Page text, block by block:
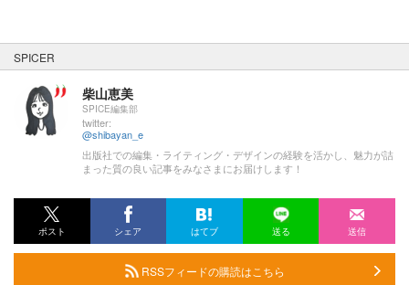
SPICER
柴山恵美
SPICE編集部
twitter:
@shibayan_e
出版社での編集・ライティング・デザインの経験を活かし、魅力が詰
まった質の良い記事をみなさまにお届けします！
ポスト シェア はてブ 送る 送信
RSSフィードの購読はこちら